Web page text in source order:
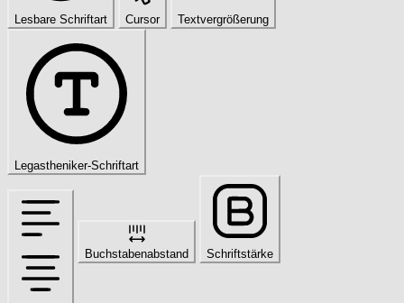
Lesbare Schriftart Cursor Textvergrößerung
Legastheniker-Schriftart
Buchstabenabstand Schriftstärke